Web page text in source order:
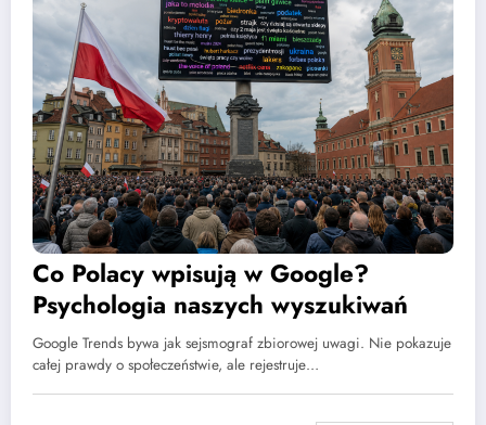
Co Polacy wpisują w Google?
Psychologia naszych wyszukiwań
Google Trends bywa jak sejsmograf zbiorowej uwagi. Nie pokazuje
całej prawdy o społeczeństwie, ale rejestruje…